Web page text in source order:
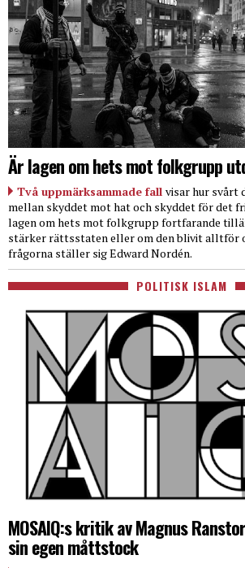
Är lagen om hets mot folkgrupp
Två uppmärksammade fall visar hur svårt
mellan skyddet mot hat och skyddet för det
lagen om hets mot folkgrupp fortfarande
stärker rättsstaten eller om den blivit alltför
frågorna ställer sig Edward Nordén.
POLITISK ISLAM
MOSAIQ:s kritik av Magnus
sin egen måttstock